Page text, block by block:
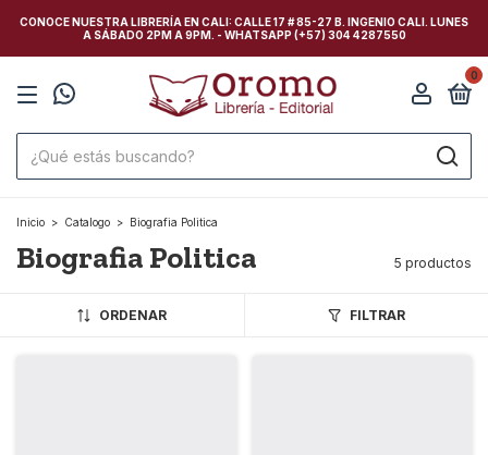
CONOCE NUESTRA LIBRERÍA EN CALI: CALLE 17 # 85-27 B. INGENIO CALI. LUNES
A SÁBADO 2PM A 9PM. - WHATSAPP (+57) 304 4287550
0
Inicio > Catalogo > Biografia Politica
Biografia Politica 5 productos
ORDENAR FILTRAR